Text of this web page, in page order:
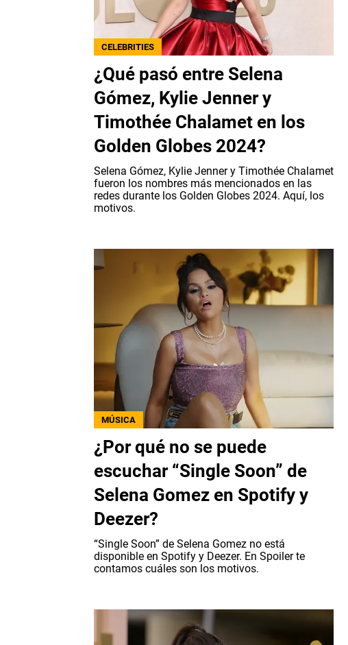
CELEBRITIES
¿Qué pasó entre Selena
Gómez, Kylie Jenner y
Timothée Chalamet en los
Golden Globes 2024?
Selena Gómez, Kylie Jenner y Timothée Chalamet
fueron los nombres más mencionados en las
redes durante los Golden Globes 2024. Aquí, los
motivos.
MÚSICA
¿Por qué no se puede
escuchar “Single Soon” de
Selena Gomez en Spotify y
Deezer?
“Single Soon” de Selena Gomez no está
disponible en Spotify y Deezer. En Spoiler te
contamos cuáles son los motivos.